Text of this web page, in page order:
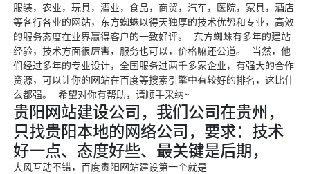
服装，农业，玩具，酒业，食品，商贸，汽车，医院，家具，酒店
等各行各业的网站，东方蜘蛛以得天独厚的技术优势和专业，高效
的服务态度在业界赢得客户的一致好评。 东方蜘蛛有多年的建站
经验，技术方面很厉害，服务也可以，价格嘛还公道。 当然，他
们经过多年的专业设计，全国服务过两千多家企业，有强大的合作
资源，可以让你的网站在百度等搜索引擎中有较好的排名，这比什
么都强。 希望对你有帮助，请顺手采纳~
贵阳网站建设公司，我们公司在贵州，
只找贵阳本地的网络公司，要求：技术
好一点、态度好些、最关键是后期，
大风互动不错，百度贵阳网站建设第一个就是